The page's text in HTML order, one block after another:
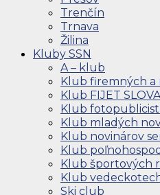
Trenčín
Trnava
Žilina
Kluby SSN
A – klub
Klub firemných a
Klub FIJET
Klub
Klub mladých
Klub novinárov
Klub
Klub športových
Klub
Ski club